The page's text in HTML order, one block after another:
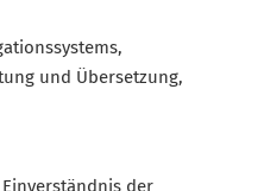
und Übersetzung,
der